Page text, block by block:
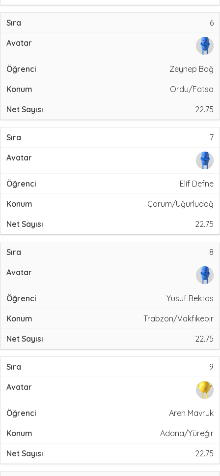
6
Zeynep Bağ
Ordu/Fatsa
22.75
7
Elif Defne
Çorum/Uğurludağ
22.75
8
Yusuf Bektas
Trabzon/Vakfıkebir
22.75
9
Aren Mavruk
Adana/Yüreğir
22.75